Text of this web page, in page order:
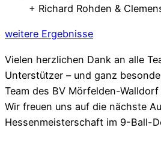
+ Richard Rohden &
weitere Ergebnisse
Vielen herzlichen Dank an alle
Unterstützer – und ganz
Team des BV Mörfelden-
Wir freuen uns auf die nächste
Hessenmeisterschaft im 9-Ball-